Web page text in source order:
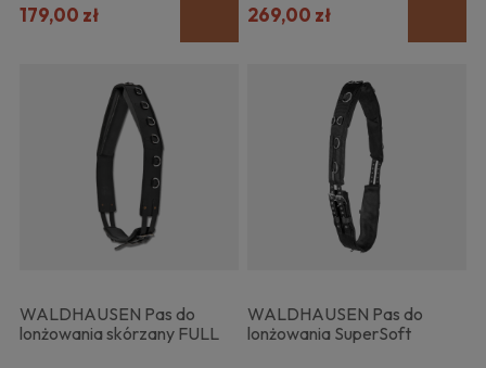
179,00 zł 269,00 zł
WALDHAUSEN Pas do
lonżowania skórzany FULL
WALDHAUSEN Pas do
lonżowania SuperSoft